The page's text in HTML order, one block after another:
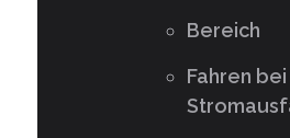
Bereich
Fahren bei